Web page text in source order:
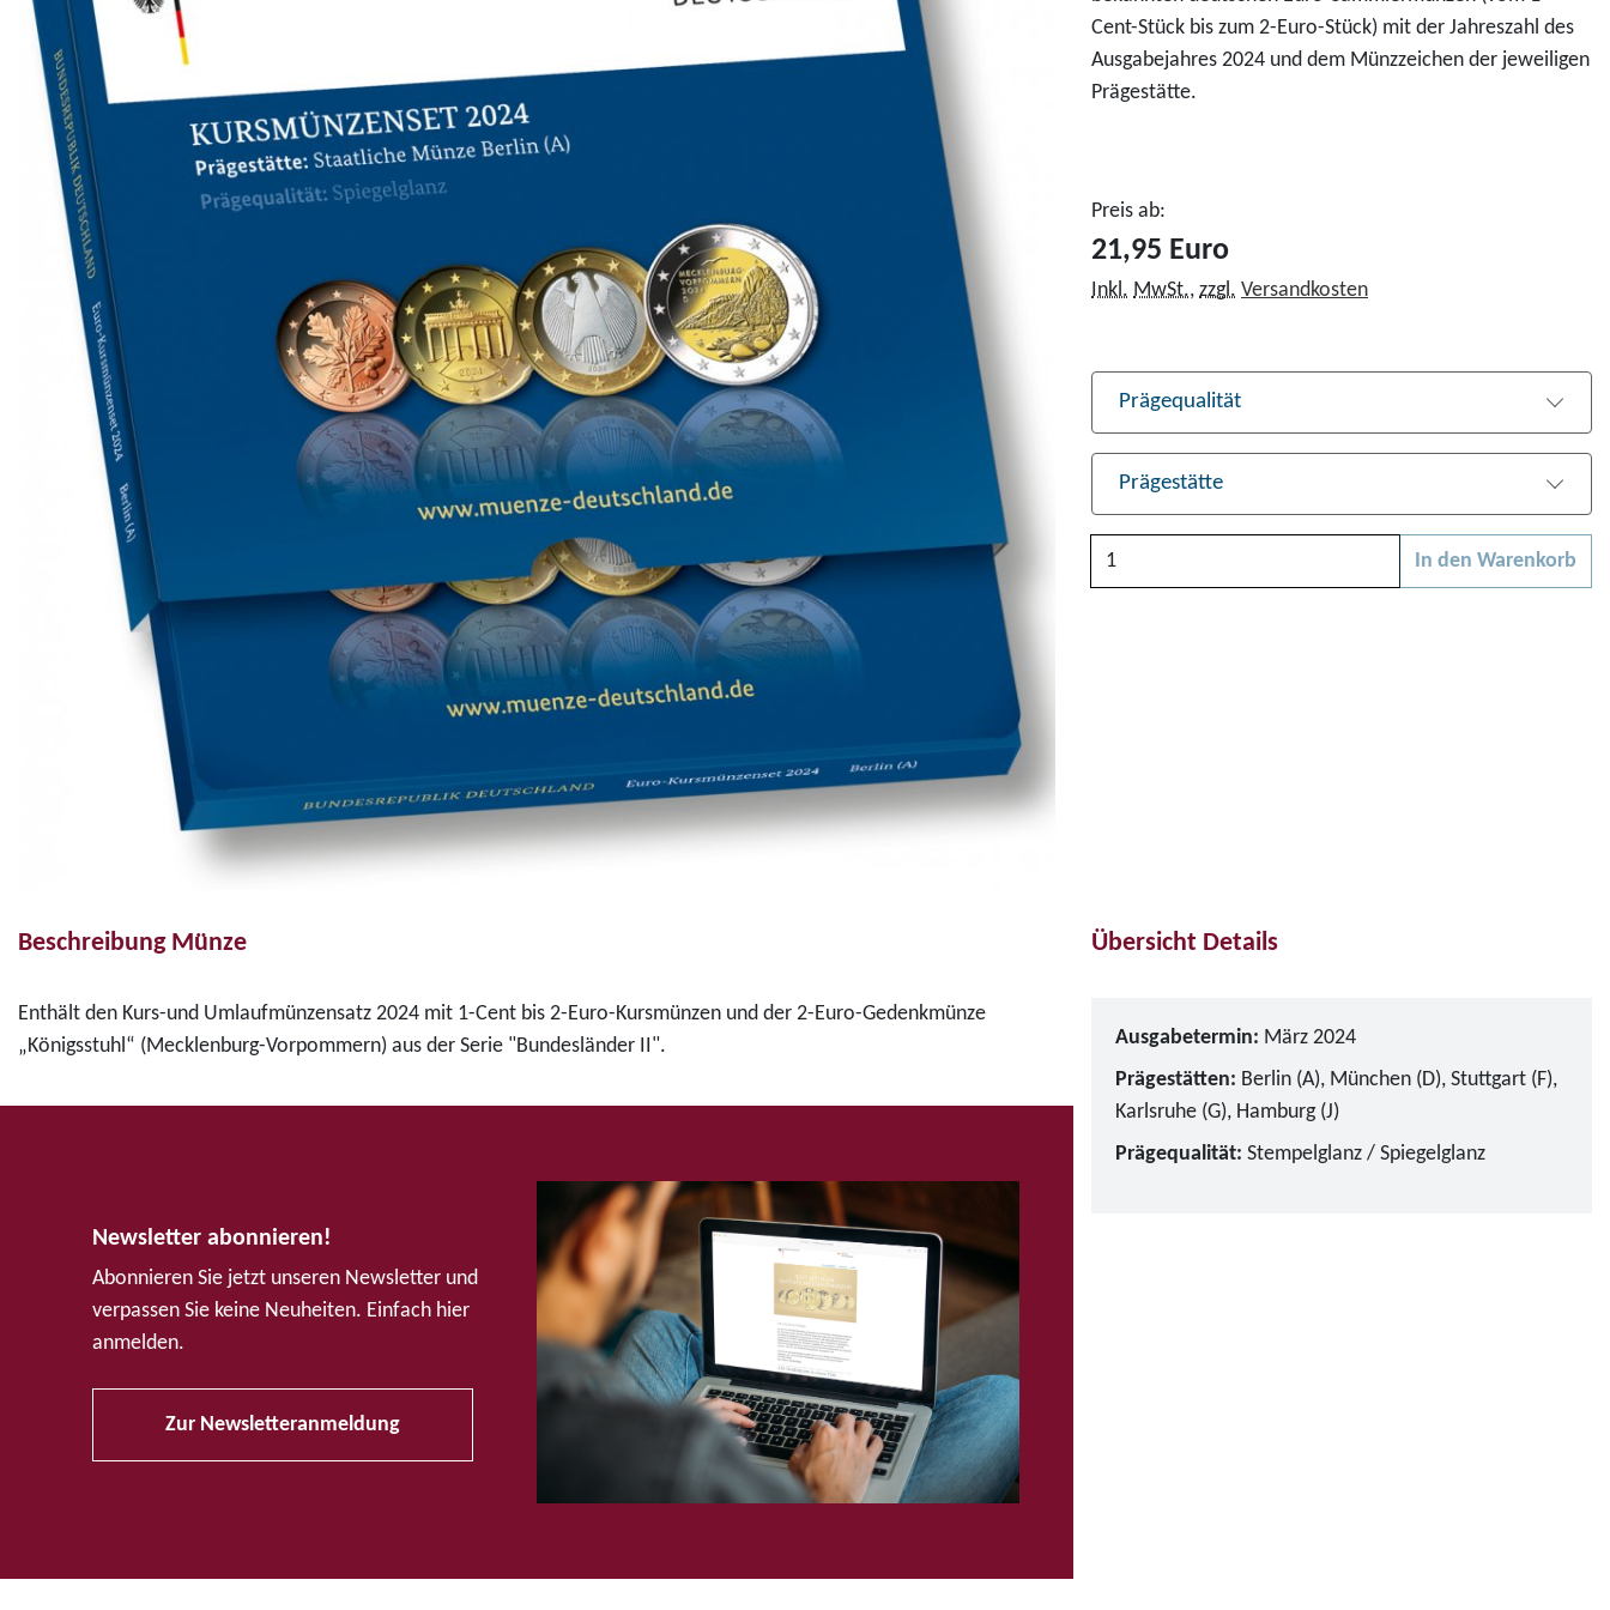
Cent-Stück bis zum 2-Euro-Stück) mit der Jahreszahl des
Ausgabejahres 2024 und dem Münzzeichen der jeweiligen
Prägestätte.
Preis ab:
21,95 Euro
Inkl. MwSt., zzgl. Versandkosten
Prägequalität
Prägestätte
Anzahl
In den Warenkorb
Übersicht Details
Ausgabetermin: März 2024
Prägestätten: Berlin (A), München (D), Stuttgart (F),
Karlsruhe (G), Hamburg (J)
Prägequalität: Stempelglanz / Spiegelglanz
Beschreibung Münze
Enthält den Kurs-und Umlaufmünzensatz 2024 mit 1-Cent bis 2-Euro-Kursmünzen und der 2-Euro-Gedenkmünze
„Königsstuhl“ (Mecklenburg-Vorpommern) aus der Serie "Bundesländer II".
Newsletter abonnieren!
Abonnieren Sie jetzt unseren Newsletter und
verpassen Sie keine Neuheiten. Einfach hier
anmelden.
Zur Newsletteranmeldung